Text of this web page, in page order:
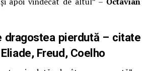
dragostea pierdută – citate
Freud, Coelho